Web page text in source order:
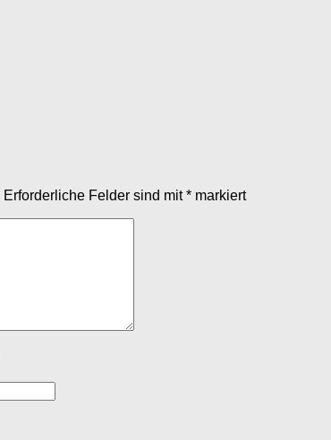
Erforderliche Felder sind mit* markiert